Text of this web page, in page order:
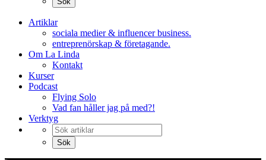
Artiklar
sociala medier & influencer business.
entreprenörskap & företagande.
Om La Linda
Kontakt
Kurser
Podcast
Flying Solo
Vad fan håller jag på med?!
Verktyg